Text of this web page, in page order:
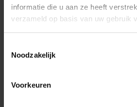
informatie die u aan ze heeft
verzameld op basis van uw gebruik
Noodzakelijk
Voorkeuren